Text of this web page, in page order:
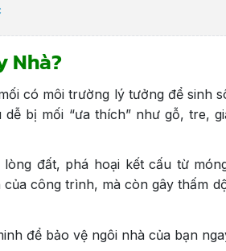
Việt Nam
Nhà?
có môi trường lý tưởng để sinh
bị mối “ưa thích” như gỗ, tre,
đất, phá hoại kết cấu từ
công trình, mà còn gây thấm
để bảo vệ ngôi nhà của bạn